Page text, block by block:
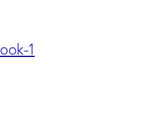
1